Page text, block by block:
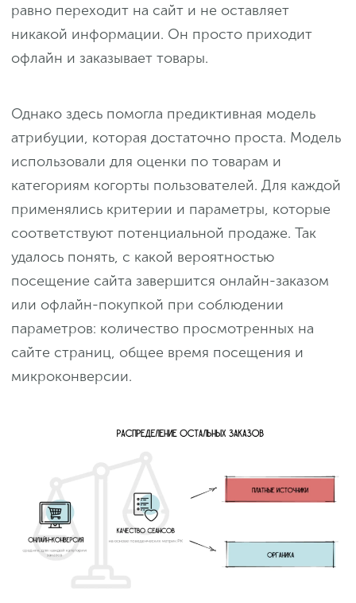
равно переходит на сайт и не оставляет
никакой информации. Он просто приходит
офлайн и заказывает товары.
Однако здесь помогла предиктивная модель
атрибуции, которая достаточно проста. Модель
использовали для оценки по товарам и
категориям когорты пользователей. Для каждой
применялись критерии и параметры, которые
соответствуют потенциальной продаже. Так
удалось понять, с какой вероятностью
посещение сайта завершится онлайн-заказом
или офлайн-покупкой при соблюдении
параметров: количество просмотренных на
сайте страниц, общее время посещения и
микроконверсии.